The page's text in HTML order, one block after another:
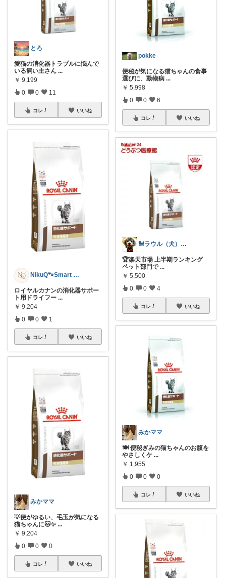
とろ
愛猫の消化器トラブルに悩んで
いる飼い主さん ...
￥ 9,199
0 0 11
コレ いいね
NikuQ🐾Smart Choice
ロイヤルカナンの消化器サポー
ト用ドライフー ...
￥ 9,204
0 0 1
コレ いいね
みかママ
💡便がゆるい、毛玉が気になる
猫ちゃんに🐱✨ ...
￥ 9,204
0 0 0
コレ いいね
pokke
便秘が気になる猫ちゃんの食事
選びに、動物病 ...
￥ 5,998
0 0 6
コレ いいね
🐩ラウル（犬）と私の健康ROOM🐾
🏆楽天市場 上半期ランキング
ペット部門で ...
￥ 5,500
0 0 4
コレ いいね
みかママ
🍽️ 便秘ぎみの猫ちゃんのお腹を
やさしくケ ...
￥ 1,955
0 0 0
コレ いいね